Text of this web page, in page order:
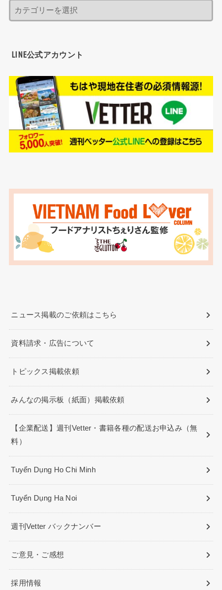
LINE公式アカウント
ニュース掲載のご依頼はこちら
資料請求・広告について
トピックス掲載依頼
みんなの掲示板（紙面）掲載依頼
【企業配送】週刊Vetter・書籍各種の配送お申込み（無
料）
Tuyển Dụng Ho Chi Minh
Tuyển Dụng Ha Noi
週刊Vetter バックナンバー
ご意見・ご感想
採用情報